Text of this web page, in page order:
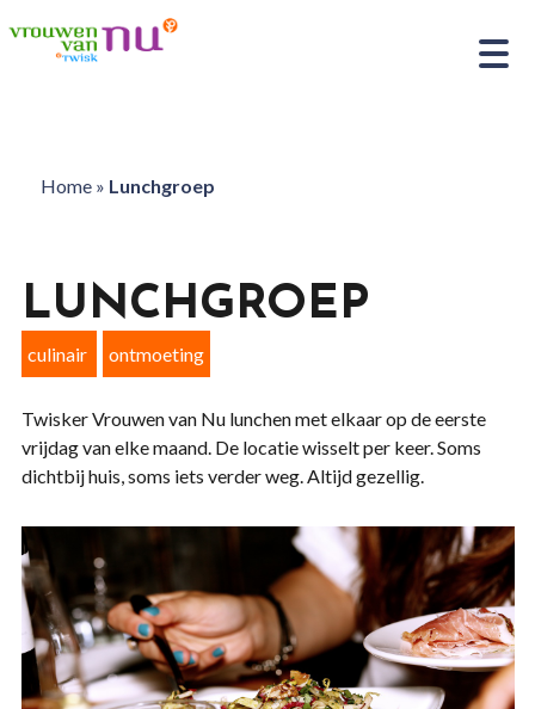
Home» Lunchgroep
LUNCHGROEP
culinair ontmoeting
Twisker Vrouwen van Nu lunchen met elkaar op de eerste
vrijdag van elke maand. De locatie wisselt per keer. Soms
dichtbij huis, soms iets verder weg. Altijd gezellig.